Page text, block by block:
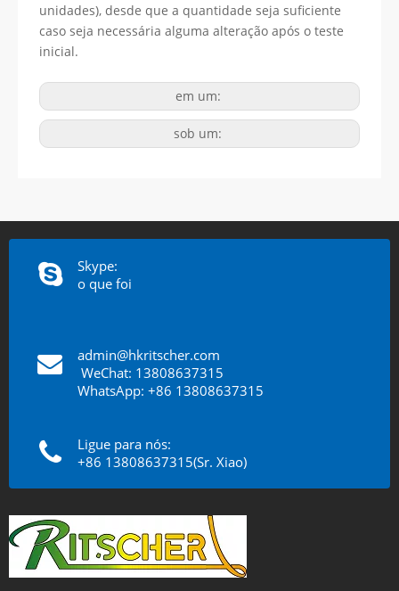
unidades), desde que a quantidade seja suficiente
caso seja necessária alguma alteração após o teste
inicial.
em um:
sob um:
Skype:
o que foi
admin@hkritscher.com
WeChat: 13808637315
WhatsApp: +86 13808637315
Ligue para nós:
+86 13808637315(Sr. Xiao)